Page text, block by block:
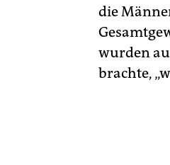
die
wurden
brachte,